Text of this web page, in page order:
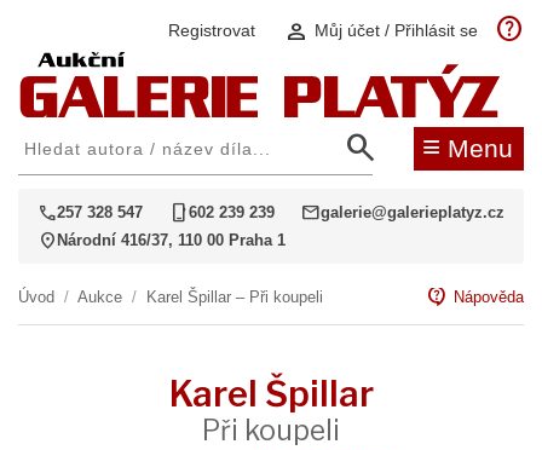
Registrovat person Můj účet / Přihlásit se help
search ≡ Menu
call257 328 547 phone_iphone602 239 239 mailgalerie@galerieplatyz.cz
location_on Národní 416/37, 110 00 Praha 1
Úvod / Aukce / Karel Špillar – Při koupeli contact_support Nápověda
Karel Špillar
Při koupeli